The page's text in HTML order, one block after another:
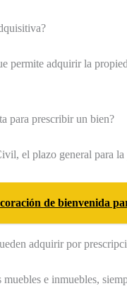
permite adquirir la
para prescribir un bien?
el plazo general para
de bienvenida
adquirir por
e inmuebles,